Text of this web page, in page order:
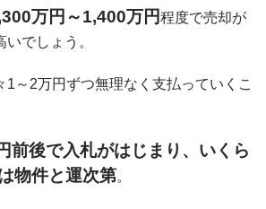
万円～1,400万円程度で売却が
でしょう。
1～2万円ずつ無理なく支払っていくこ
前後で入札がはじまり、いくら
物件と運次第。